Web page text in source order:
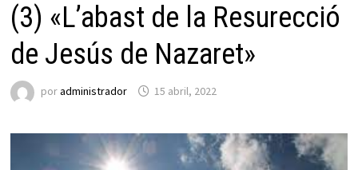
(3) «L’abast de la Resurecció
de Jesús de Nazaret»
poradministrador 15 abril, 2022